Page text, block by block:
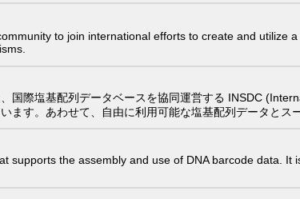
to join international efforts to create and utilize
国際塩基配列データベースを協同運営する INSDC
ます。あわせて、自由に利用可能な塩基配列データとス
supports the assembly and use of DNA barcode data.